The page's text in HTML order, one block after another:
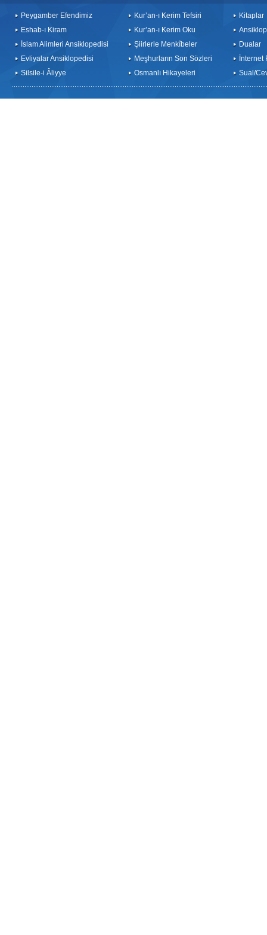
Peygamber Efendimiz
Eshab-ı Kiram
İslam Alimleri Ansiklopedisi
Evliyalar Ansiklopedisi
Silsile-i Âliyye
Kur’an-ı Kerim Tefsiri
Kur’an-ı Kerim Oku
Şiirlerle Menkîbeler
Meşhurların Son Sözleri
Osmanlı Hikayeleri
Kitaplar
Dualar
İnternet
Sual/